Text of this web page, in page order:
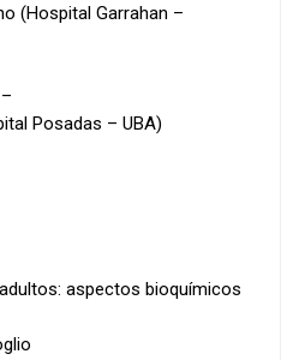
(Hospital Garrahan –
Posadas – UBA)
aspectos bioquímicos